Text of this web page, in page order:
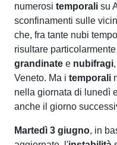
numerosi temporali su
sconfinamenti sulle
che, fra tante nubi
risultare
grandinate e nubifragi
Veneto. Ma i temporali
nella giornata di lunedì
anche il giorno
Martedì 3 giugno, in